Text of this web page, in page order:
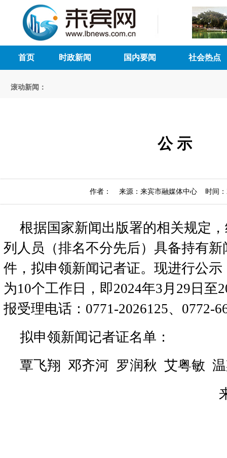
首页 时政新闻 国内要闻 社会热点
滚动新闻：
公 示
作者： 来源：来宾市融媒体中心 时间：
根据国家新闻出版署的相关规定
列人员（排名不分先后）具备持有
件，拟申领新闻记者证。现进行公
为10个工作日，即2024年3月29日至
报受理电话：0771-2026125、0772-
拟申领新闻记者证名单：
覃飞翔 邓齐河 罗润秋 艾粤敏